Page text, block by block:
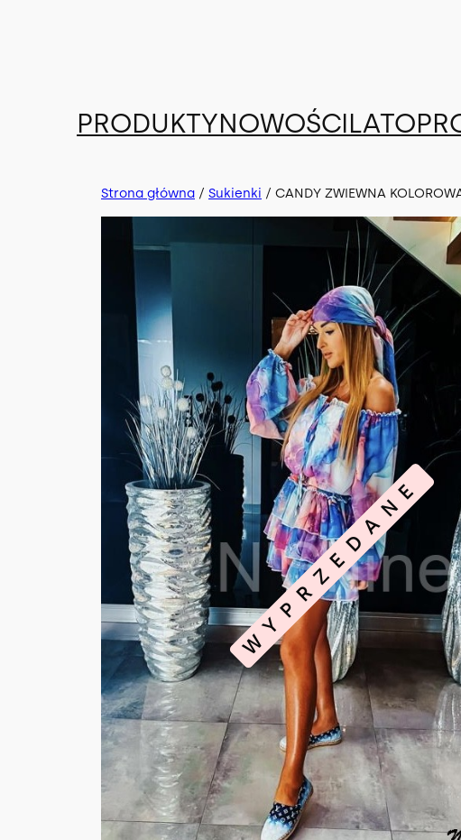
PRODUKTYNOWOŚCILATO
Strona główna / Sukienki / CANDY ZWIEWNA
WYPRZEDANE